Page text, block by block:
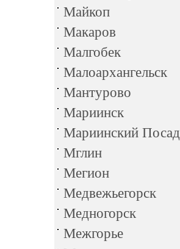
Майкоп
Макаров
Малгобек
Малоархангельск
Мантурово
Мариинск
Мариинский Посад
Мглин
Мегион
Медвежьегорск
Медногорск
Межгорье